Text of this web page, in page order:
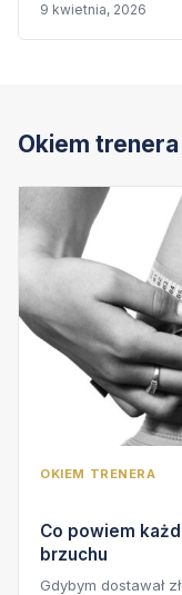
9 kwietnia, 2026
Okiem trenera
OKIEM TRENERA
Co powiem
brzuchu
Gdybym dostawał